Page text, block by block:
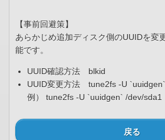
【事前回避策】
あらかじめ追加ディスク側のUUIDを変
能です。
UUID確認方法 blkid
UUID変更方法 tune2fs -U
例） tune2fs -U `uuidgen` /dev/sda1
戻る